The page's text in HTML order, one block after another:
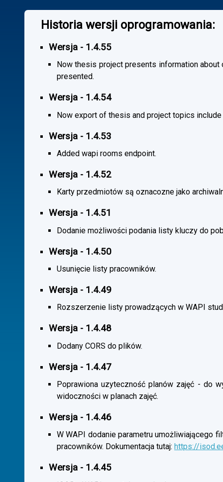
Historia wersji oprogramowania:
Wersja - 1.4.55
Now thesis project presents information
presented.
Wersja - 1.4.54
Now export of thesis and project topics
Wersja - 1.4.53
Added wapi rooms endpoint.
Wersja - 1.4.52
Karty przedmiotów są oznacozne jako
Wersja - 1.4.51
Dodanie możliwości podania listy kluczy do
Wersja - 1.4.50
Usunięcie listy pracowników.
Wersja - 1.4.49
Rozszerzenie listy prowadzących w WAPI
Wersja - 1.4.48
Dodany CORS do plików.
Wersja - 1.4.47
Poprawiona uzyteczność planów zajęć - do
widoczności w planach zajęć.
Wersja - 1.4.46
W WAPI dodanie parametru umożliwiającego
pracowników. Dokumentacja tutaj: https://
Wersja - 1.4.45